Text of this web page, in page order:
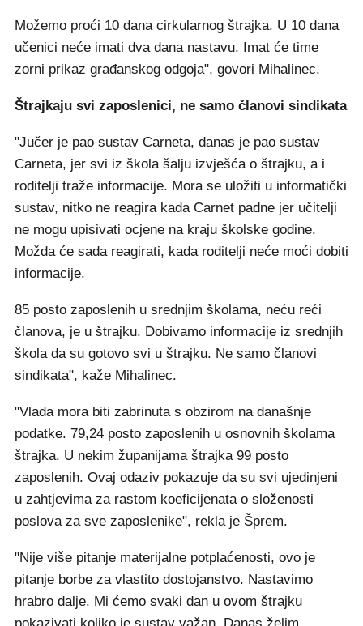
Možemo proći 10 dana cirkularnog štrajka. U 10 dana
učenici neće imati dva dana nastavu. Imat će time
zorni prikaz građanskog odgoja", govori Mihalinec.
Štrajkaju svi zaposlenici, ne samo članovi sindikata
"Jučer je pao sustav Carneta, danas je pao sustav
Carneta, jer svi iz škola šalju izvješća o štrajku, a i
roditelji traže informacije. Mora se uložiti u informatički
sustav, nitko ne reagira kada Carnet padne jer učitelji
ne mogu upisivati ocjene na kraju školske godine.
Možda će sada reagirati, kada roditelji neće moći dobiti
informacije.
85 posto zaposlenih u srednjim školama, neću reći
članova, je u štrajku. Dobivamo informacije iz srednjih
škola da su gotovo svi u štrajku. Ne samo članovi
sindikata", kaže Mihalinec.
"Vlada mora biti zabrinuta s obzirom na današnje
podatke. 79,24 posto zaposlenih u osnovnih školama
štrajka. U nekim županijama štrajka 99 posto
zaposlenih. Ovaj odaziv pokazuje da su svi ujedinjeni
u zahtjevima za rastom koeficijenata o složenosti
poslova za sve zaposlenike", rekla je Šprem.
"Nije više pitanje materijalne potplaćenosti, ovo je
pitanje borbe za vlastito dostojanstvo. Nastavimo
hrabro dalje. Mi ćemo svaki dan u ovom štrajku